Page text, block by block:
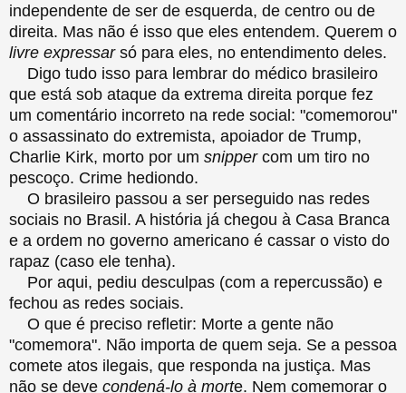
independente de ser de esquerda, de centro ou de
direita. Mas não é isso que eles entendem. Querem o
livre expressar só para eles, no entendimento deles.
Digo tudo isso para lembrar do médico brasileiro
que está sob ataque da extrema direita porque fez
um comentário incorreto na rede social: "comemorou"
o assassinato do extremista, apoiador de Trump,
Charlie Kirk, morto por um snippercom um tiro no
pescoço. Crime hediondo.
O brasileiro passou a ser perseguido nas redes
sociais no Brasil. A história já chegou à Casa Branca
e a ordem no governo americano é cassar o visto do
rapaz (caso ele tenha).
Por aqui, pediu desculpas (com a repercussão) e
fechou as redes sociais.
O que é preciso refletir: Morte a gente não
"comemora". Não importa de quem seja. Se a pessoa
comete atos ilegais, que responda na justiça. Mas
não se deve condená-lo à morte. Nem comemorar o